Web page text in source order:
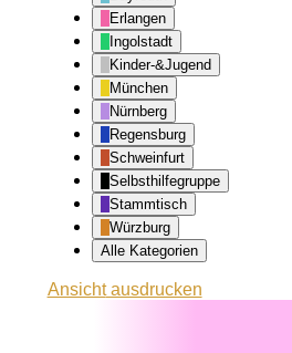
Erlangen
Ingolstadt
Kinder-&Jugend
München
Nürnberg
Regensburg
Schweinfurt
Selbsthilfegruppe
Stammtisch
Würzburg
Alle Kategorien
Ansichtausdrucken